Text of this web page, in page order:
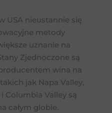
USA nieustannie się
metody
uznanie na
Zjednoczone są
wina na
jak Napa Valley,
Columbia Valley są
całym globie.